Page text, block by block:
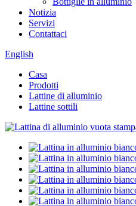
Notizia
Servizi
Contattaci
English
Casa
Prodotti
Lattine di alluminio
Lattine sottili